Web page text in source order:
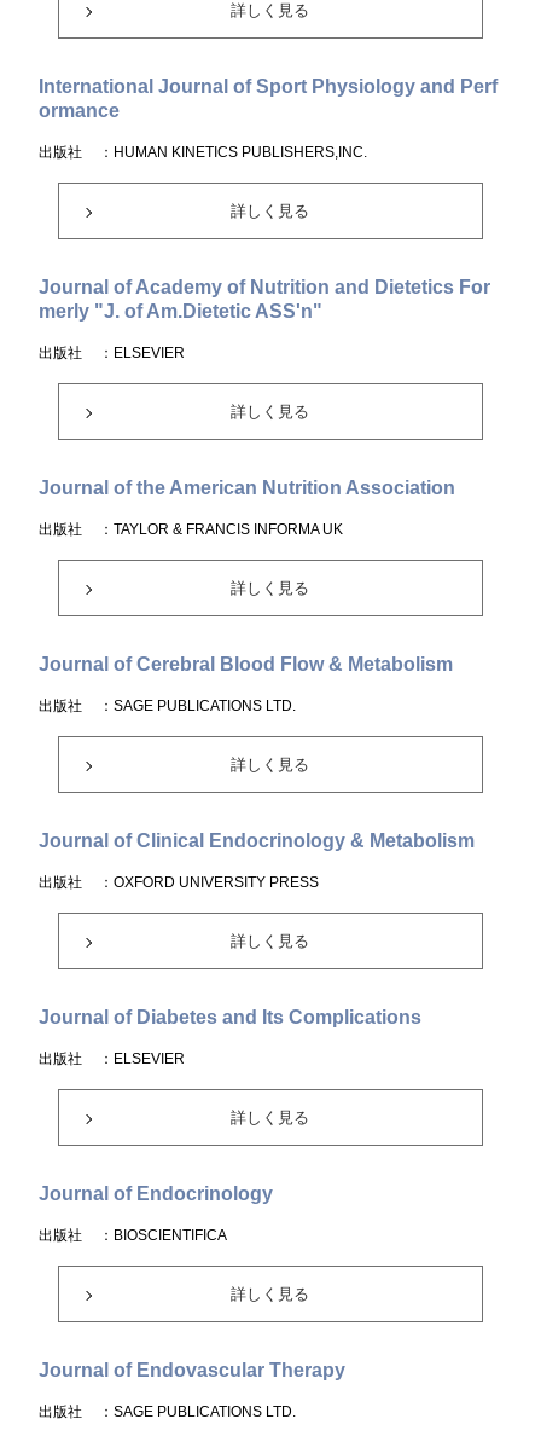
詳しく見る
International Journal of Sport Physiology and Perf
ormance
出版社 ：HUMAN KINETICS PUBLISHERS,INC.
詳しく見る
Journal of Academy of Nutrition and Dietetics For
merly "J. of Am.Dietetic ASS'n"
出版社 ：ELSEVIER
詳しく見る
Journal of the American Nutrition Association
出版社 ：TAYLOR & FRANCIS INFORMA UK
詳しく見る
Journal of Cerebral Blood Flow & Metabolism
出版社 ：SAGE PUBLICATIONS LTD.
詳しく見る
Journal of Clinical Endocrinology & Metabolism
出版社 ：OXFORD UNIVERSITY PRESS
詳しく見る
Journal of Diabetes and Its Complications
出版社 ：ELSEVIER
詳しく見る
Journal of Endocrinology
出版社 ：BIOSCIENTIFICA
詳しく見る
Journal of Endovascular Therapy
出版社 ：SAGE PUBLICATIONS LTD.